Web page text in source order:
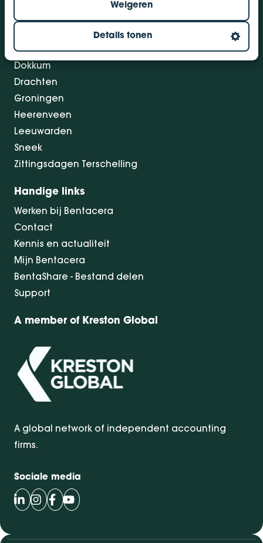
Weigeren
Details tonen
Bolsward
Dokkum
Drachten
Groningen
Heerenveen
Leeuwarden
Sneek
Zittingsdagen Terschelling
Handige links
Werken bij Bentacera
Contact
Kennis en actualiteit
Mijn Bentacera
BentaShare - Bestand delen
Support
A member of Kreston Global
A global network of independent accounting
firms.
Sociale media
Volg Bentacera op LinkedIn
Volg Bentacera op Instagram
Volg Bentacera op Facebook
Volg Bentacera op Youtube